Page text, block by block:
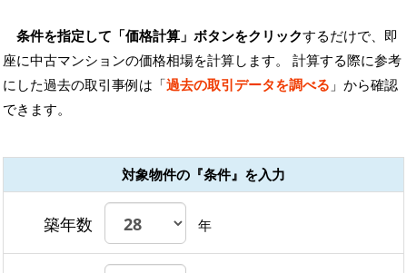
条件を指定して「価格計算」ボタンをクリックするだけで、即
座に中古マンションの価格相場を計算します。 計算する際に参考
にした過去の取引事例は「過去の取引データを調べる 」から確認
できます。
対象物件の『条件』を入力
築年数 年